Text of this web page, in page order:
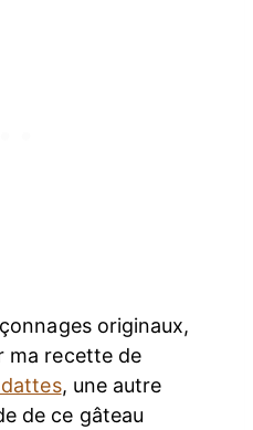
originaux,
ma recette de
, une autre
de ce gâteau